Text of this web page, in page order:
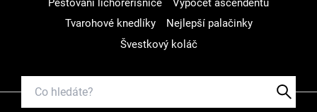
Pěstování lichořeřišnice
Výpočet ascendentu
Tvarohové knedlíky
Nejlepší palačinky
Švestkový koláč